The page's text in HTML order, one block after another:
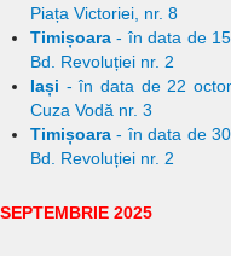
Piața Victoriei, nr. 8
Timișoara - în data de
Bd. Revoluției nr. 2
Iași - în data de 22
Cuza Vodă nr. 3
Timișoara - în data de
Bd. Revoluției nr. 2
SEPTEMBRIE 2025